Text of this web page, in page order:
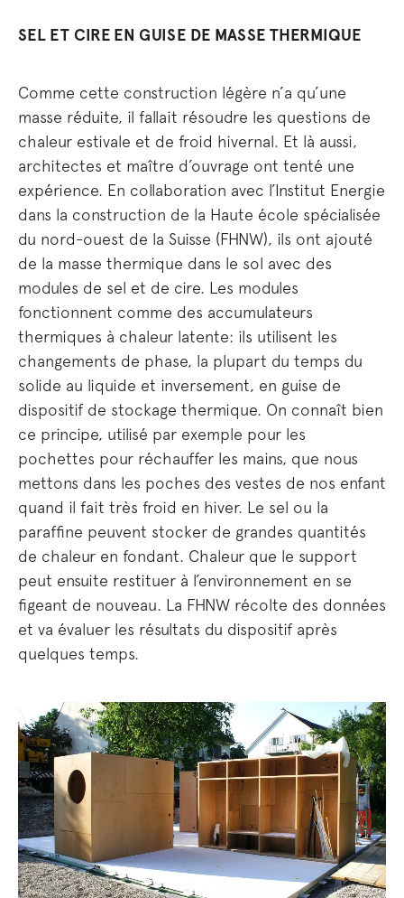
SEL ET CIRE EN GUISE DE MASSE THERMIQUE
Comme cette construction légère n’a qu’une
masse réduite, il fallait résoudre les questions de
chaleur estivale et de froid hivernal. Et là aussi,
architectes et maître d’ouvrage ont tenté une
expérience. En collaboration avec l’Institut Energie
dans la construction de la Haute école spécialisée
du nord-ouest de la Suisse (FHNW), ils ont ajouté
de la masse thermique dans le sol avec des
modules de sel et de cire. Les modules
fonctionnent comme des accumulateurs
thermiques à chaleur latente: ils utilisent les
changements de phase, la plupart du temps du
solide au liquide et inversement, en guise de
dispositif de stockage thermique. On connaît bien
ce principe, utilisé par exemple pour les
pochettes pour réchauffer les mains, que nous
mettons dans les poches des vestes de nos enfant
quand il fait très froid en hiver. Le sel ou la
paraffine peuvent stocker de grandes quantités
de chaleur en fondant. Chaleur que le support
peut ensuite restituer à l’environnement en se
figeant de nouveau. La FHNW récolte des données
et va évaluer les résultats du dispositif après
quelques temps.